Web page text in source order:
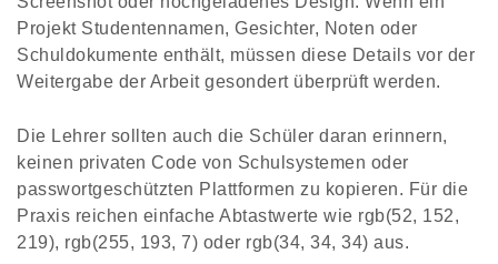
Projekt Studentennamen, Gesichter, Noten oder
Schuldokumente enthält, müssen diese Details vor der
Weitergabe der Arbeit gesondert überprüft werden.
Die Lehrer sollten auch die Schüler daran erinnern,
keinen privaten Code von Schulsystemen oder
passwortgeschützten Plattformen zu kopieren. Für die
Praxis reichen einfache Abtastwerte wie rgb(52, 152,
219), rgb(255, 193, 7) oder rgb(34, 34, 34) aus.